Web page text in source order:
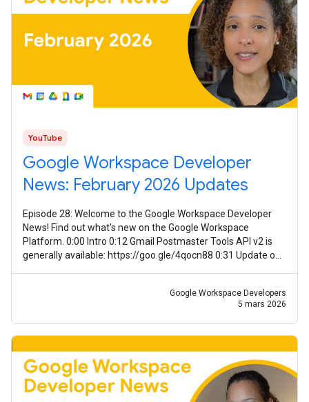
YouTube
Google Workspace Developer
News: February 2026 Updates
Episode 28: Welcome to the Google Workspace Developer
News! Find out what's new on the Google Workspace
Platform. 0:00 Intro 0:12 Gmail Postmaster Tools API v2 is
generally available: https://goo.gle/4qocn88 0:31 Update on
Google Workspace Developers
5 mars 2026